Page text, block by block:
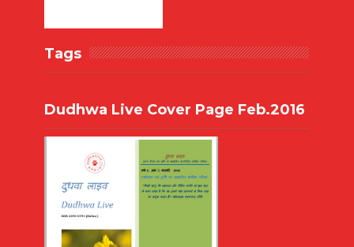
Tags
Dudhwa Live Cover Page Feb.2016